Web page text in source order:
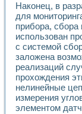
Наконец, в
для
прибора,
использован
с системой
заложена
реализаций
прохождения
нелинейные
измерения
элементом